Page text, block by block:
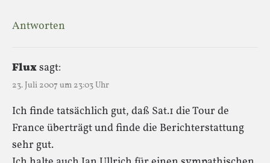
Antworten
Fluxsagt:
23. Juli 2007 um 23:03 Uhr
Ich finde tatsächlich gut, daß Sat.1 die Tour de
France überträgt und finde die Berichterstattung
sehr gut.